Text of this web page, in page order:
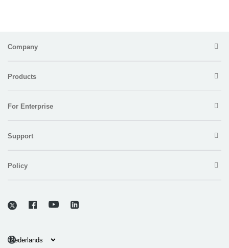
Company
Products
For Enterprise
Support
Policy